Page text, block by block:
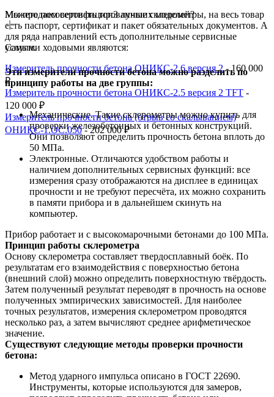
Мы продаем сертифицированные склерометры, на весь товар
есть паспорт, сертификат и пакет обязательных документов. А
для ряда направлений есть дополнительные сервисные
услуги.
Можете посоветовать топ3 лучших моделей?
Самыми ходовыми являются:
Измеритель прочности бетона ОНИКС-2.6 версия 2- 160 000
₽
Измеритель прочности бетона ОНИКС-2.5 версия 2 TFT -
120 000 ₽
Измеритель прочности бетона (отрыв со скалыванием)
ОНИКС-1.ОС.050- 202 000 ₽
Эти измерители прочности бетона можно разделить по
принципу работы на две группы:
Механические. Такие склерометры можно купить для
проверки железобетонных и бетонных конструкций.
Они позволяют определить прочность бетона вплоть до
50 МПа.
Электронные. Отличаются удобством работы и
наличием дополнительных сервисных функций: все
измерения сразу отображаются на дисплее в единицах
прочности и не требуют пересчёта, их можно сохранить
в памяти прибора и в дальнейшем скинуть на
компьютер.
Прибор работает и с высокомарочными бетонами до 100 МПа.
Принцип работы склерометра
Основу склерометра составляет твердосплавный боёк. По
результатам его взаимодействия с поверхностью бетона
(внешний слой) можно определить поверхностную твёрдость.
Затем полученный результат переводят в прочность на основе
полученных эмпирических зависимостей. Для наиболее
точных результатов, измерения склерометром проводятся
несколько раз, а затем вычисляют среднее арифметическое
значение.
Существуют следующие методы проверки прочности
бетона:
Метод ударного импульса описано в ГОСТ 22690.
Инструменты, которые используются для замеров,